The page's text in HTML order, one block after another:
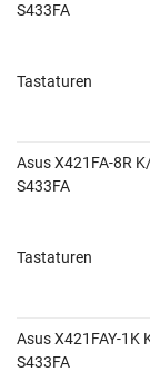
S433FA
Tastaturen
Asus X421FA-8R
S433FA
Tastaturen
Asus X421FAY-1K
S433FA